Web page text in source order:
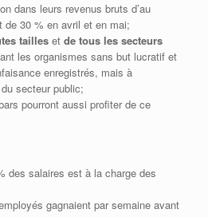
dans leurs revenus bruts d’au
de 30 % en avril et en mai;
tailleset de tous les secteurs
les organismes sans but lucratif et
enregistrés, mais à
secteur public;
pourront aussi profiter de ce
des salaires est à la charge des
gagnaient par semaine avant